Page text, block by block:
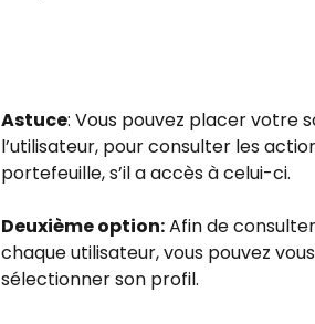
Astuce: Vous pouvez placer votre
l’utilisateur, pour consulter les
portefeuille, s’il a accès à celui-ci.
Deuxième option: Afin de
chaque utilisateur, vous pouvez
sélectionner son profil.